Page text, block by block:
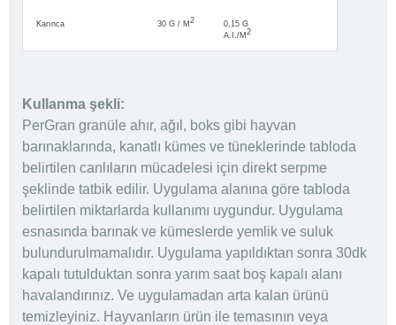
Karınca 30 G / M 2
0,15 G
A.i./m 2
Kullanma şekli:
PerGran granüle ahır, ağıl, boks gibi hayvan
barınaklarında, kanatlı kümes ve tüneklerinde tabloda
belirtilen canlıların mücadelesi için direkt serpme
şeklinde tatbik edilir. Uygulama alanına göre tabloda
belirtilen miktarlarda kullanımı uygundur. Uygulama
esnasında barınak ve kümeslerde yemlik ve suluk
bulundurulmamalıdır. Uygulama yapıldıktan sonra 30dk
kapalı tutulduktan sonra yarım saat boş kapalı alanı
havalandırınız. Ve uygulamadan arta kalan ürünü
temizleyiniz. Hayvanların ürün ile temasının veya